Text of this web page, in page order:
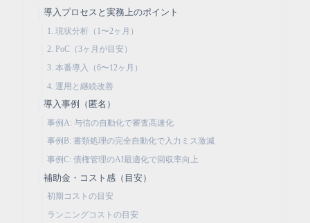
導入プロセスと実務上のポイント
1. 現状分析（1〜2ヶ月）
2. PoC（3ヶ月が目安）
3. 本番導入（6〜12ヶ月）
4. 運用と継続改善
導入事例（匿名）
事例A: 与信の自動化で審査高速化
事例B: 書類処理の完全自動化で入力ミス激減
事例C: 債権管理のAI最適化で回収率向上
補助金・コスト感（目安）
初期コストの目安
ランニングコストの目安